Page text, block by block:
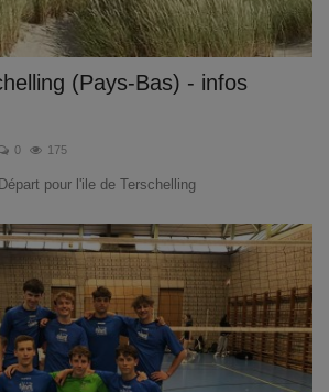
(Pays-Bas) - infos
0 175
pour l'ile de Terschelling